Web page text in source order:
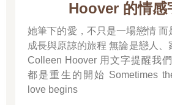
Hoover 的情感
她筆下的愛，不只是一場戀情 而
成長與原諒的旅程 無論是戀人、
Colleen Hoover 用文字提醒我
都是重生的開始 Sometimes
love begins